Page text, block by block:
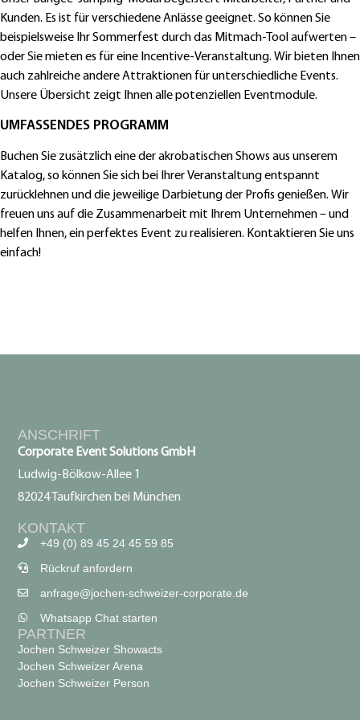
Kunden. Es ist für verschiedene Anlässe geeignet. So können Sie
beispielsweise Ihr Sommerfest durch das Mitmach-Tool aufwerten –
oder Sie mieten es für eine Incentive-Veranstaltung. Wir bieten Ihnen
auch zahlreiche andere Attraktionen für unterschiedliche Events.
Unsere Übersicht zeigt Ihnen alle potenziellen Eventmodule.
UMFASSENDES PROGRAMM
Buchen Sie zusätzlich eine der akrobatischen Shows aus unserem
Katalog, so können Sie sich bei Ihrer Veranstaltung entspannt
zurücklehnen und die jeweilige Darbietung der Profis genießen. Wir
freuen uns auf die Zusammenarbeit mit Ihrem Unternehmen – und
helfen Ihnen, ein perfektes Event zu realisieren. Kontaktieren Sie uns
einfach!
ANSCHRIFT
Corporate Event Solutions GmbH
Ludwig-Bölkow-Allee 1
82024 Taufkirchen bei München
KONTAKT
+49 (0) 89 45 24 45 59 85
Rückruf anfordern
anfrage@jochen-schweizer-corporate.de
Whatsapp Chat starten
PARTNER
Jochen Schweizer Showacts
Jochen Schweizer Arena
Jochen Schweizer Person